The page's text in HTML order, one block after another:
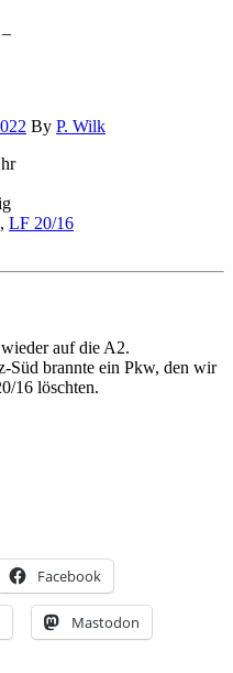
By P. Wilk
, LF 20/16
auf die A2.
Süd brannte ein Pkw, den wir
16 löschten.
Facebook
Mastodon